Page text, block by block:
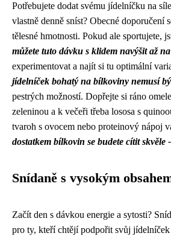
Potřebujete dodat svému jídelníčku na
vlastně denně sníst? Obecné
tělesné hmotnosti. Pokud ale sportujete,
můžete tuto dávku s klidem navýšit až
experimentovat a najít si tu optimální
jídelníček bohatý na bílkoviny nemusí
pestrých možností. Dopřejte si ráno
zeleninou a k večeři třeba lososa s
tvaroh s ovocem nebo proteinový nápoj
dostatkem bílkovin se budete cítit
Snídaně s vysokým
Začít den s dávkou energie a sytosti?
pro ty, kteří chtějí podpořit svůj